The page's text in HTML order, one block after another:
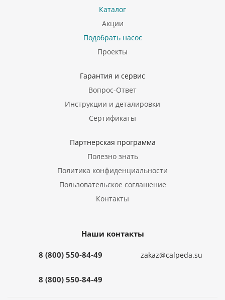
Каталог
Акции
Подобрать насос
Проекты
Гарантия и сервис
Вопрос-Ответ
Инструкции и деталировки
Сертификаты
Партнерская программа
Полезно знать
Политика конфиденциальности
Пользовательское соглашение
Контакты
Наши контакты
8 (800) 550-84-49
8 (800) 550-84-49
zakaz@calpeda.su